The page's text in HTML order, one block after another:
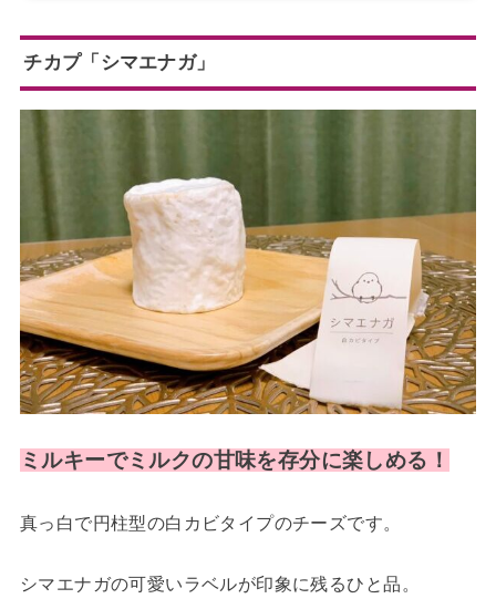
チカプ「シマエナガ」
ミルキーでミルクの甘味を存分に楽しめる！
真っ白で円柱型の白カビタイプのチーズです。
シマエナガの可愛いラベルが印象に残るひと品。